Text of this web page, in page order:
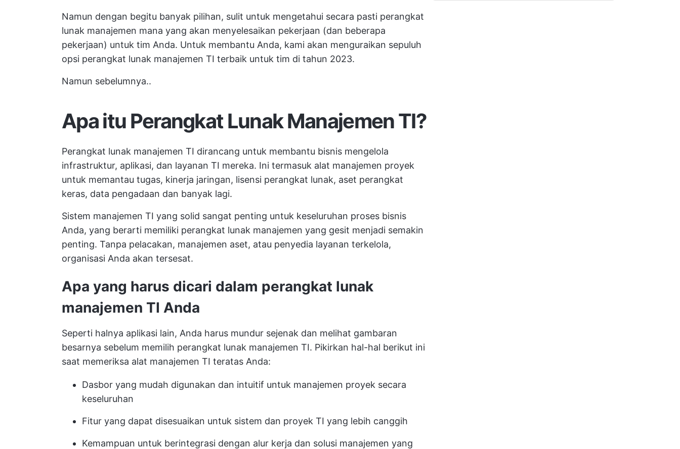
Namun dengan begitu banyak pilihan, sulit untuk mengetahui secara pasti perangkat
lunak manajemen mana yang akan menyelesaikan pekerjaan (dan beberapa
pekerjaan) untuk tim Anda. Untuk membantu Anda, kami akan menguraikan sepuluh
opsi perangkat lunak manajemen TI terbaik untuk tim di tahun 2023.
Namun sebelumnya..
Apa itu Perangkat Lunak Manajemen TI?
Perangkat lunak manajemen TI dirancang untuk membantu bisnis mengelola
infrastruktur, aplikasi, dan layanan TI mereka. Ini termasuk alat manajemen proyek
untuk memantau tugas, kinerja jaringan, lisensi perangkat lunak, aset perangkat
keras, data pengadaan dan banyak lagi.
Sistem manajemen TI yang solid sangat penting untuk keseluruhan proses bisnis
Anda, yang berarti memiliki perangkat lunak manajemen yang gesit menjadi semakin
penting. Tanpa pelacakan, manajemen aset, atau penyedia layanan terkelola,
organisasi Anda akan tersesat.
Apa yang harus dicari dalam perangkat lunak
manajemen TI Anda
Seperti halnya aplikasi lain, Anda harus mundur sejenak dan melihat gambaran
besarnya sebelum memilih perangkat lunak manajemen TI. Pikirkan hal-hal berikut ini
saat memeriksa alat manajemen TI teratas Anda:
Dasbor yang mudah digunakan dan intuitif untuk manajemen proyek secara
keseluruhan
Fitur yang dapat disesuaikan untuk sistem dan proyek TI yang lebih canggih
Kemampuan untuk berintegrasi dengan alur kerja dan solusi manajemen yang